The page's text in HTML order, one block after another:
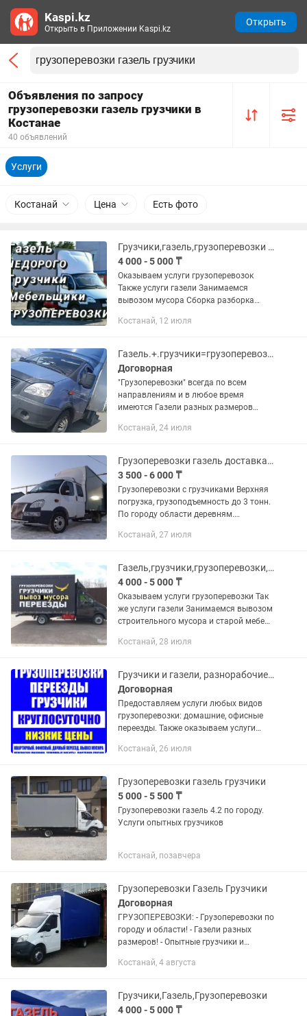
Объявления по запросу
грузоперевозки газель грузчики в
Костанае
40 объявлений
Услуги
Костанай Цена Есть фото
Грузчики,газель,грузоперевозки ,сборка мебели
4 000 - 5 000 ₸
Оказываем услуги грузоперевозок
Также услуги газели Занимаемся
вывозом мусора Сборка разборка
Костанай, 12 июля
Газель.+.грузчики=грузоперевозки!!!
Договорная
"Грузоперевозки" всегда по всем
направлениям и в любое время
имеются Газели разных размеров
мебельщики опытные разборщики
договоримся Александр
Костанай, 24 июля
Грузоперевозки газель доставка грузчики
3 500 - 6 000 ₸
Грузоперевозки с грузчиками Верхняя
погрузка, грузоподъемность до 3 тонн.
По городу области деревням.
квартирные.
Костанай, 27 июля
Газель,грузчики,грузоперевозки,вывоз мусора,сборка мебели
4 000 - 5 000 ₸
Оказываем услуги грузоперевозки Так
же услуги газели Занимаемся вывозом
строительного мусора и старой мебели
Город,межгород
Костанай, 28 июля
Грузчики и газели, разнорабочие, грузоперевозки переезды вывоз мусора
Договорная
Предоставляем услуги любых видов
грузоперевозки: домашние, офисные
переезды. Также оказываем услуги
грузчикам. Работаем 24/7
Костанай, 26 июля
Грузоперевозки газель грузчики
5 000 - 5 500 ₸
Грузоперевозки газель 4.2 по городу.
Услуги опытных грузчиков
Костанай, позавчера
Грузоперевозки Газель Грузчики
Договорная
ГРУЗОПЕРЕВОЗКИ: - Грузоперевозки по
городу и области! - Газели разных
размеров! - Опытные грузчики и
мусора и различного хлама на свалку!
Костанай, 4 августа
Грузчики,Газель,Грузоперевозки
4 000 - 5 000 ₸
Kaspi.kz
Открыть в Приложении Kaspi.kz
Открыть